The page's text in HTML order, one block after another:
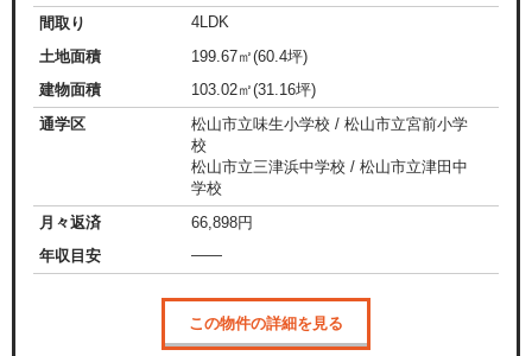
間取り
4LDK
土地面積
199.67㎡(60.4坪)
建物面積
103.02㎡(31.16坪)
通学区
松山市立味生小学校 / 松山市立宮前小学
校
松山市立三津浜中学校 / 松山市立津田中
学校
月々返済
66,898円
年収目安
——
この物件の詳細を見る